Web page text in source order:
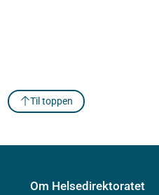
Til toppen
Om Helsedirektoratet